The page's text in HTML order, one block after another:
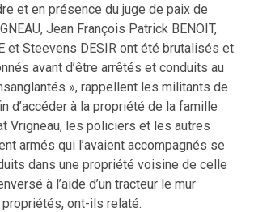
et en présence du juge de paix de
Jean François Patrick BENOIT,
et Steevens DESIR ont été brutalisés et
avant d’être arrêtés et conduits au
», rappellent les militants de
d’accéder à la propriété de la famille
Vrigneau, les policiers et les autres
armés qui l’avaient accompagnés se
dans une propriété voisine de celle
à l’aide d’un tracteur le mur
ont-ils relaté.